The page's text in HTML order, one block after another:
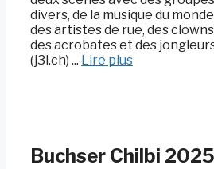
divers, de la musique du
des artistes de rue, des
des acrobates et des
(j3l.ch) ... Lire plus
Buchser Chilbi 2025